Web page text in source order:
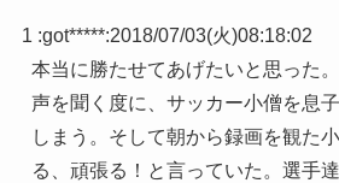
1 :got*****:2018/07/03(火)08:18:02
本当に勝たせてあげたいと思った
声を聞く度に、サッカー小僧を息
しまう。そして朝から録画を観た
る、頑張る！と言っていた。選手